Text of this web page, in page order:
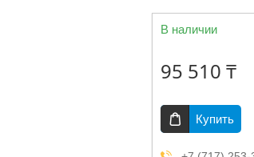
В наличии
95 510 ₸
Купить